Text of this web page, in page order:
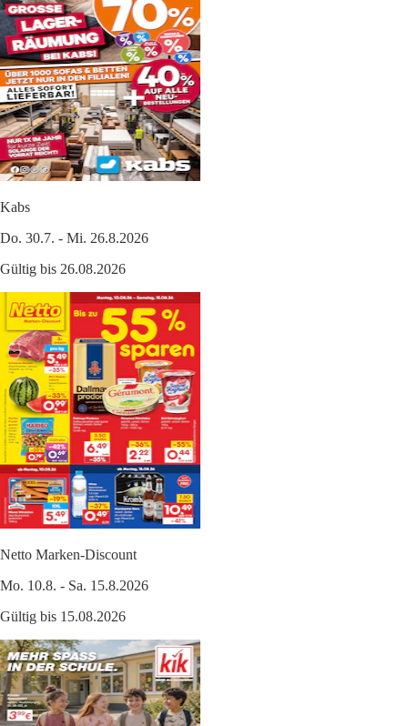
Kabs
Do. 30.7. - Mi. 26.8.2026
Gültig bis 26.08.2026
Netto Marken-Discount
Mo. 10.8. - Sa. 15.8.2026
Gültig bis 15.08.2026